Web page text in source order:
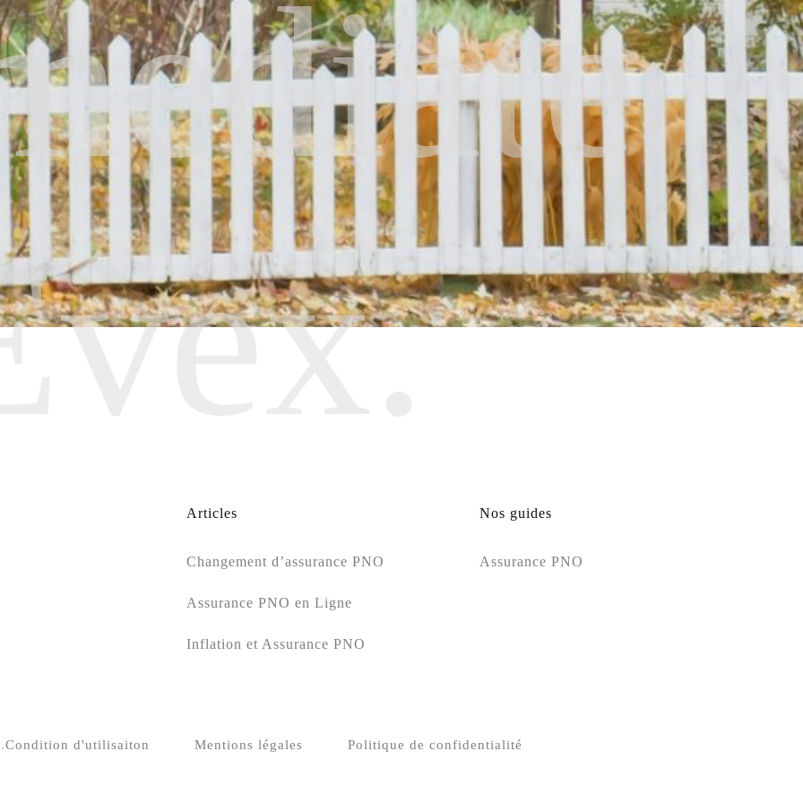
Articles
Changement d’assurance PNO
Assurance PNO en Ligne
Inflation et Assurance PNO
Nos guides
Assurance PNO
Condition d'utilisaiton Mentions légales Politique de confidentialité